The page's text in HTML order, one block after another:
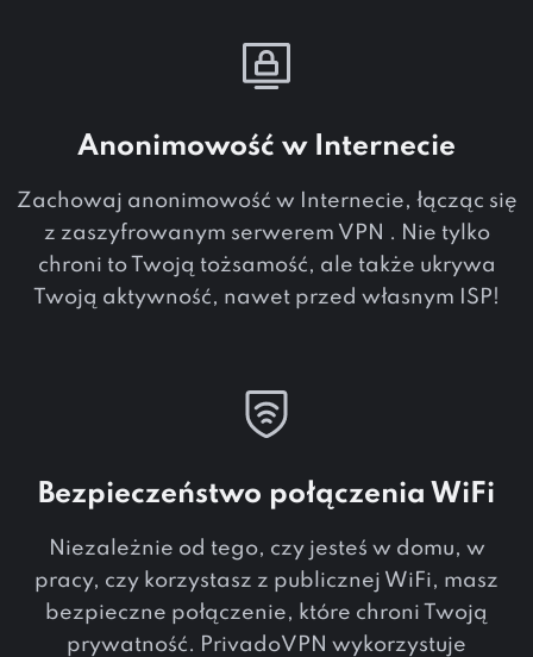
Anonimowość w Internecie
Zachowaj anonimowość w Internecie, łącząc się
z zaszyfrowanym serwerem VPN . Nie tylko
chroni to Twoją tożsamość, ale także ukrywa
Twoją aktywność, nawet przed własnym ISP!
Bezpieczeństwo połączenia WiFi
Niezależnie od tego, czy jesteś w domu, w
pracy, czy korzystasz z publicznej WiFi, masz
bezpieczne połączenie, które chroni Twoją
prywatność. PrivadoVPN wykorzystuje